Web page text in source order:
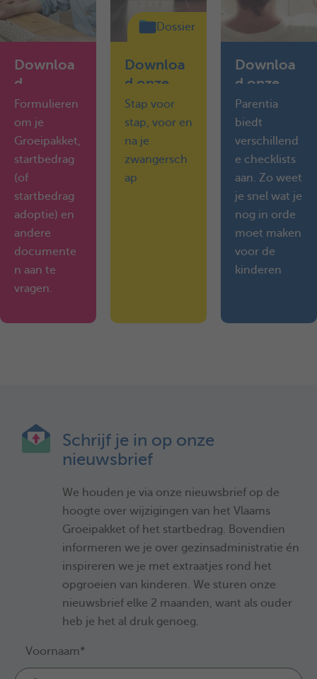
Downloa
d
formulier
en
Formulieren
om je
Groeipakket,
startbedrag
(of
startbedrag
adoptie) en
andere
documente
n aan te
vragen.
Dossier
Downloa
d onze
handige
dossiers
Stap voor
stap, voor en
na je
zwangersch
ap
Downloa
d onze
checklists
Parentia
biedt
verschillend
e checklists
aan. Zo weet
je snel wat je
nog in orde
moet maken
voor de
kinderen
Schrijf je in op onze
nieuwsbrief
We houden je via onze nieuwsbrief op de
hoogte over wijzigingen van het Vlaams
Groeipakket of het startbedrag. Bovendien
informeren we je over gezinsadministratie én
inspireren we je met extraatjes rond het
opgroeien van kinderen. We sturen onze
nieuwsbrief elke 2 maanden, want als ouder
heb je het al druk genoeg.
Voornaam*